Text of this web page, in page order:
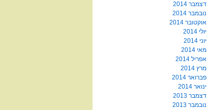
דצמבר 2014
נובמבר 2014
אוקטובר 2014
יולי 2014
יוני 2014
מאי 2014
אפריל 2014
מרץ 2014
פברואר 2014
ינואר 2014
דצמבר 2013
נובמבר 2013